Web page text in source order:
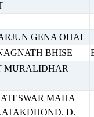
GENA OHAL
BHISE
MURALIDHAR
MAHA
D.